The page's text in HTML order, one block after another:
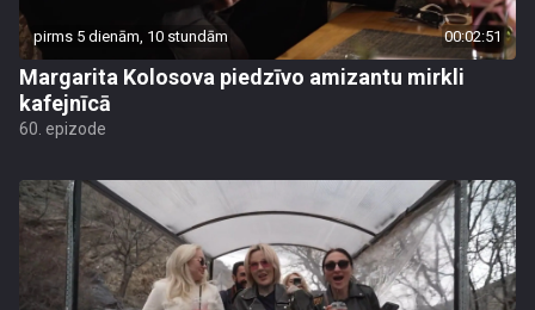
pirms 5 dienām, 10 stundām 00:02:51
Margarita Kolosova piedzīvo amizantu mirkli
kafejnīcā
60. epizode